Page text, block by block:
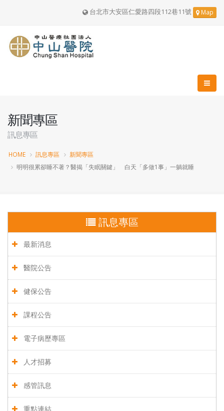
台北市大安區仁愛路四段112巷11號 Map
新聞專區
訊息專區
HOME 訊息專區
新聞專區
明明很累卻睡不著？醫揭「失眠關鍵」 白天「多做1事」一躺就睡
訊息專區
最新消息
醫院公告
健保公告
課程公告
電子病歷專區
人才招募
感管訊息
重點連結